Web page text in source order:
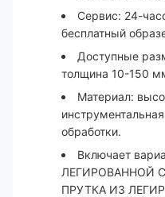
Сервис: 24-
бесплатный
Доступные
толщина 10-150
Материал:
обработки.
Включает
ЛЕГИРОВАННОЙ
ПРУТКА ИЗ